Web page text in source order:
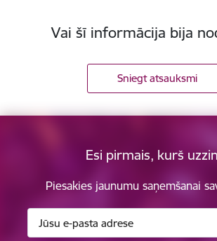
Vai šī informācija bija
Sniegt atsauksmi
Esi pirmais, kurš
Piesakies jaunumu saņemšanai